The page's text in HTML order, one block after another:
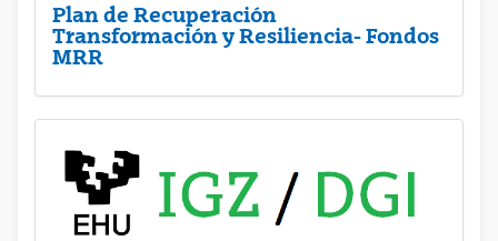
Plan de Recuperación
Transformación y Resiliencia- Fondos
MRR